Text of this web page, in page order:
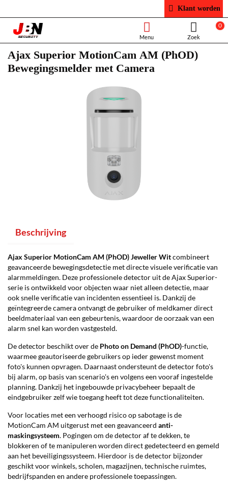
Klant worden
0
Ajax Superior MotionCam AM (PhOD)
Bewegingsmelder met Camera
Beschrijving
Ajax Superior MotionCam AM (PhOD) Jeweller Witcombineert
geavanceerde bewegingsdetectie met directe visuele verificatie van
alarmmeldingen. Deze professionele detector uit de Ajax Superior-
serie is ontwikkeld voor objecten waar niet alleen detectie, maar
ook snelle verificatie van incidenten essentieel is. Dankzij de
geïntegreerde camera ontvangt de gebruiker of meldkamer direct
beeldmateriaal van een gebeurtenis, waardoor de oorzaak van een
alarm snel kan worden vastgesteld.
De detector beschikt over de Photo on Demand (PhOD)-functie,
waarmee geautoriseerde gebruikers op ieder gewenst moment
foto's kunnen opvragen. Daarnaast ondersteunt de detector foto's
bij alarm, op basis van scenario's en volgens een vooraf ingestelde
planning. Dankzij het ingebouwde privacybeheer bepaalt de
eindgebruiker zelf wie toegang heeft tot deze functionaliteiten.
Voor locaties met een verhoogd risico op sabotage is de
MotionCam AM uitgerust met een geavanceerd anti-
maskingsysteem. Pogingen om de detector af te dekken, te
blokkeren of te manipuleren worden direct gedetecteerd en gemeld
aan het beveiligingssysteem. Hierdoor is de detector bijzonder
geschikt voor winkels, scholen, magazijnen, technische ruimtes,
bedrijfspanden en andere professionele toepassingen.